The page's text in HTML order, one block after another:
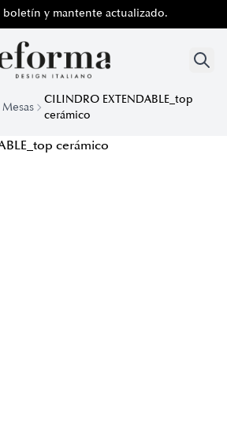
boletín y mantente actualizado.
Mesas
CILINDRO EXTENDABLE_top
cerámico
con tapa de cristal | EForma